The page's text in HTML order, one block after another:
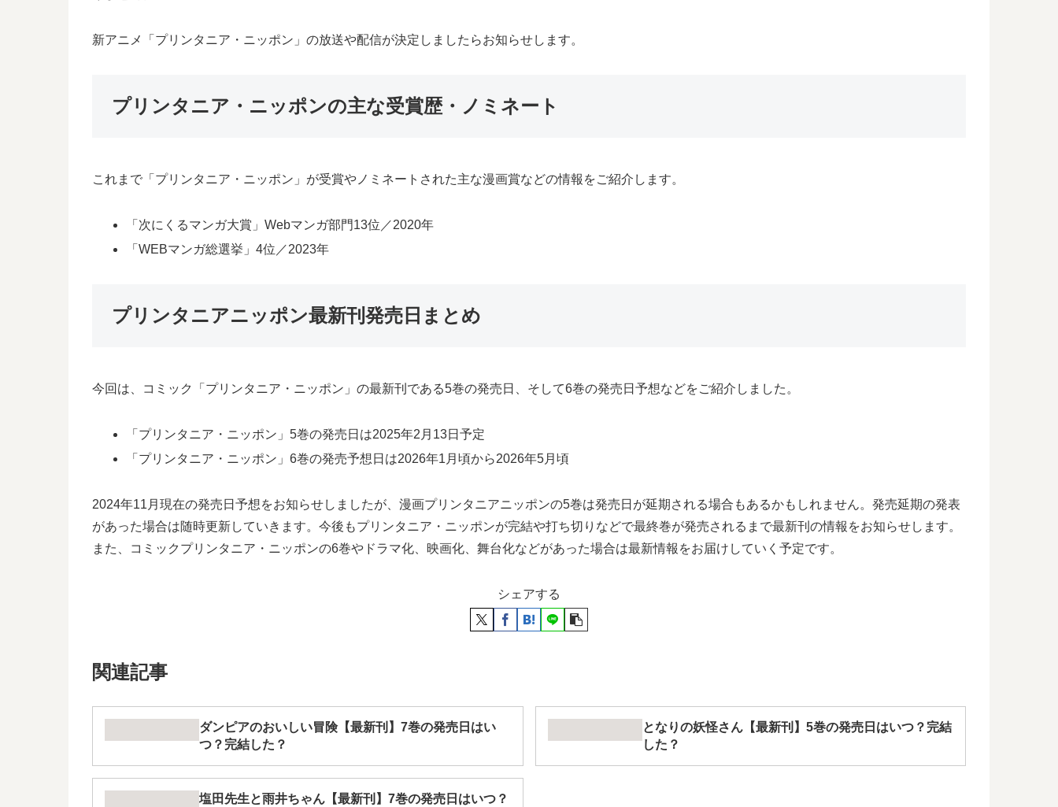
新アニメ「プリンタニア・ニッポン」の放送や配信が決定しましたらお知らせします。
プリンタニア・ニッポンの主な受賞歴・ノミネート
これまで「プリンタニア・ニッポン」が受賞やノミネートされた主な漫画賞などの情報をご紹介します。
「次にくるマンガ大賞」Webマンガ部門13位／2020年
「WEBマンガ総選挙」4位／2023年
プリンタニアニッポン最新刊発売日まとめ
今回は、コミック「プリンタニア・ニッポン」の最新刊である5巻の発売日、そして6巻の発売日予想などをご紹介しました。
「プリンタニア・ニッポン」5巻の発売日は2025年2月13日予定
「プリンタニア・ニッポン」6巻の発売予想日は2026年1月頃から2026年5月頃
2024年11月現在の発売日予想をお知らせしましたが、漫画プリンタニアニッポンの5巻は発売日が延期される場合もあるかもしれません。発売延期の発表
があった場合は随時更新していきます。今後もプリンタニア・ニッポンが完結や打ち切りなどで最終巻が発売されるまで最新刊の情報をお知らせします。
また、コミックプリンタニア・ニッポンの6巻やドラマ化、映画化、舞台化などがあった場合は最新情報をお届けしていく予定です。
シェアする
関連記事
ダンピアのおいしい冒険【最新刊】7巻の発売日はい
つ？完結した？
となりの妖怪さん【最新刊】5巻の発売日はいつ？完結
した？
塩田先生と雨井ちゃん【最新刊】7巻の発売日はいつ？